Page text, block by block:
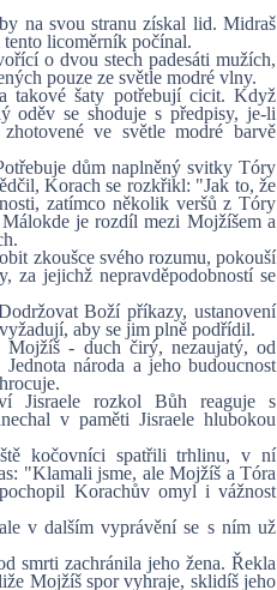
na svou stranu získal lid. Midraš
licoměrník počínal.
o dvou stech padesáti mužích,
pouze ze světle modré vlny.
takové šaty potřebují cicit. Když
oděv se shoduje s předpisy, je-li
ve světle modré barvě
dům naplněný svitky Tóry
Korach se rozkřikl: "Jak to, že
zatímco několik veršů z Tóry
je rozdíl mezi Mojžíšem a
zkoušce svého rozumu, pokouší
za jejichž nepravděpodobností se
Boží příkazy, ustanovení
aby se jim plně podřídil.
- duch čirý, nezaujatý, od
národa a jeho budoucnost
Jisraele rozkol Bůh reaguje s
v paměti Jisraele hlubokou
kočovníci spatřili trhlinu, v ní
"Klamali jsme, ale Mojžíš a Tóra
Korachův omyl i vážnost
v dalším vyprávění se s ním už
smrti zachránila jeho žena. Řekla
Mojžíš spor vyhraje, sklidíš jeho